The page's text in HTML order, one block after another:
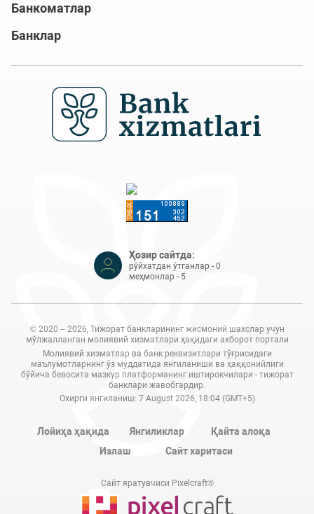
Банкоматлар
Банклар
Ҳозир сайтда:
рўйхатдан ўтганлар - 0
меҳмонлар - 5
© 2020 – 2026, Тижорат банкларининг жисмоний шахслар учун
мўлжалланган молиявий хизматлари ҳақидаги ахборот портали
Молиявий хизматлар ва банк реквизитлари тўғрисидаги
маълумотларнинг ўз муддатида янгиланиши ва ҳаққонийлиги
бўйича бевосита мазкур платформанинг иштирокчилари - тижорат
банклари жавобгардир.
Охирги янгиланиш: 7 August 2026, 18:04 (GMT+5)
Лойиҳа ҳақида Янгиликлар
Қайта алоқа
Излаш
Сайт харитаси
Сайт яратувчиси Pixelcraft®